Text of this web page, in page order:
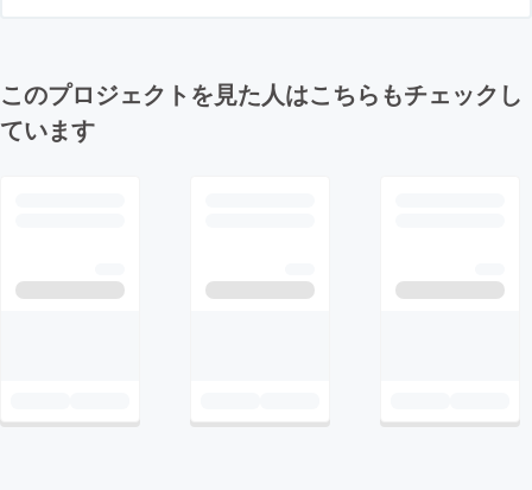
このプロジェクトを見た人はこちらもチェックし
ています